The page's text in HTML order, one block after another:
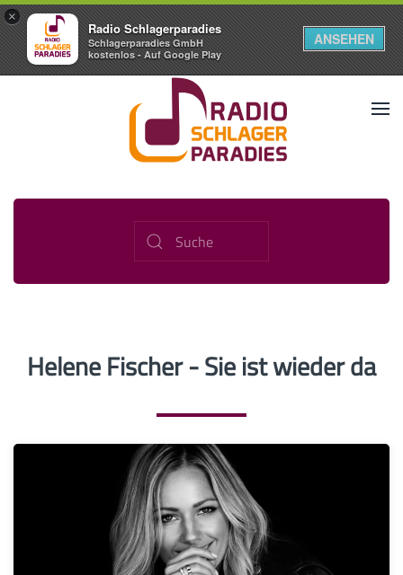
×
Radio Schlagerparadies
Schlagerparadies GmbH
kostenlos - Auf Google Play
ANSEHEN
Helene Fischer - Sie ist wieder da